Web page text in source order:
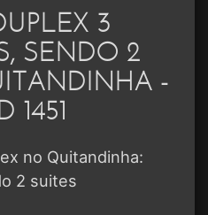
3
SENDO 2
-
1451
no Quitandinha:
2 suites